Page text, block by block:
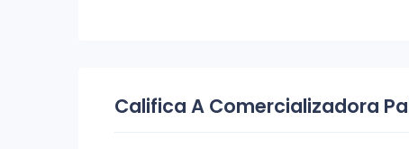
Califica A Comercializadora